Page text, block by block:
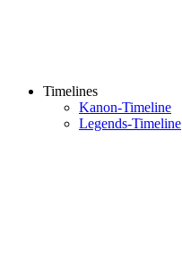
Timelines
Kanon-Timeline
Legends-Timeline